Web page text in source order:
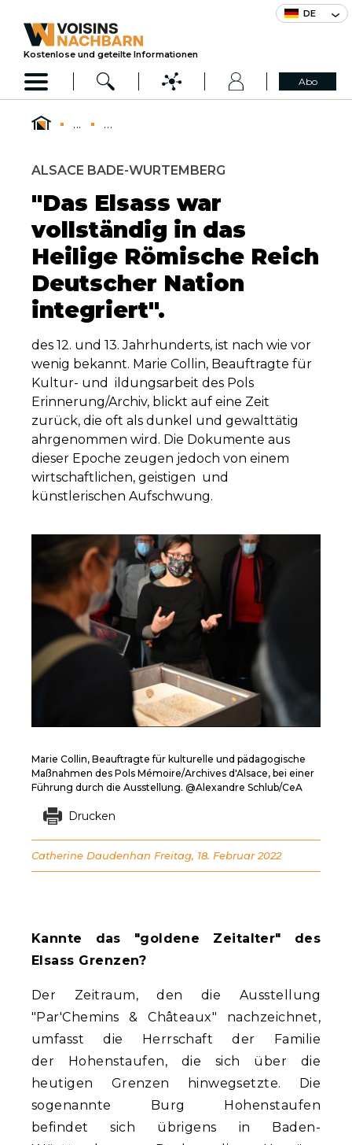
DE
Kostenlose und geteilte Informationen
Abo
... ...
ALSACE BADE-WURTEMBERG
"Das Elsass war
vollständig in das
Heilige Römische Reich
Deutscher Nation
integriert".
des 12. und 13. Jahrhunderts, ist nach wie vor
wenig bekannt. Marie Collin, Beauftragte für
Kultur- und ildungsarbeit des Pols
Erinnerung/Archiv, blickt auf eine Zeit
zurück, die oft als dunkel und gewalttätig
ahrgenommen wird. Die Dokumente aus
dieser Epoche zeugen jedoch von einem
wirtschaftlichen, geistigen und
künstlerischen Aufschwung.
Kannte das "goldene Zeitalter" des
Elsass Grenzen?
Der Zeitraum, den die Ausstellung
"Par'Chemins & Châteaux" nachzeichnet,
umfasst die Herrschaft der Familie
der Hohenstaufen, die sich über die
heutigen Grenzen hinwegsetzte. Die
sogenannte Burg Hohenstaufen
befindet sich übrigens in Baden-
Marie Collin, Beauftragte für kulturelle und pädagogische
Maßnahmen des Pols Mémoire/Archives d'Alsace, bei einer
Führung durch die Ausstellung. @Alexandre Schlub/CeA
Drucken
Catherine Daudenhan Freitag, 18. Februar 2022